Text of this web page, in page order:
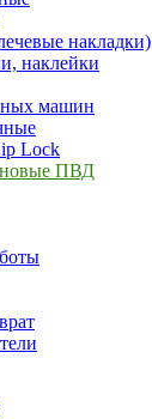
накладки)
наклейки
машин
Lock
ПВД